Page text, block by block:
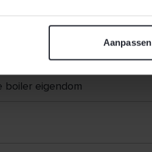
Aanpassen
geheel
boiler eigendom